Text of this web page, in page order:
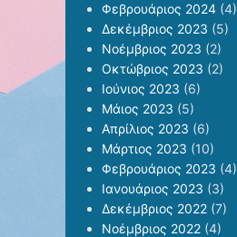
Φεβρουάριος 2024 (4)
Δεκέμβριος 2023 (5)
Νοέμβριος 2023 (2)
Οκτώβριος 2023 (2)
Ιούνιος 2023 (6)
Μάιος 2023 (5)
Απρίλιος 2023 (6)
Μάρτιος 2023 (10)
Φεβρουάριος 2023 (4)
Ιανουάριος 2023 (3)
Δεκέμβριος 2022 (7)
Νοέμβριος 2022 (4)